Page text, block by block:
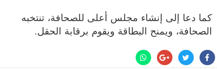
كما دعا إلى إنشاء مجلس أعلى للصحافة، تنتخبه
الصحافة، ويمنح البطاقة ويقوم برقابة الحقل.